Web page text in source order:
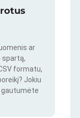
ar
spartą,
formatu,
Jokiu
gautumėte